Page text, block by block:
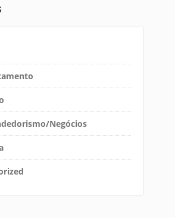
Negócios